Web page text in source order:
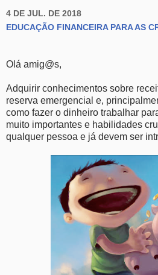
4 DE JUL. DE 2018
EDUCAÇÃO FINANCEIRA PARA AS
Olá amig@s,
Adquirir conhecimentos sobre
reserva emergencial e,
como fazer o dinheiro trabalhar
muito importantes e habilidades
qualquer pessoa e já devem ser